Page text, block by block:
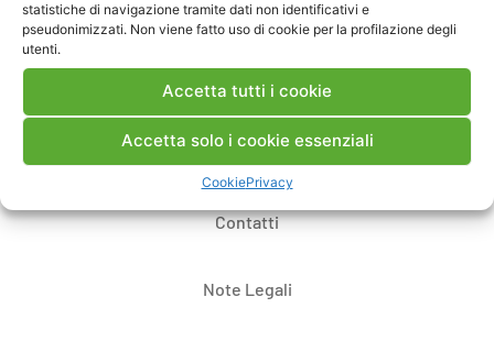
statistiche di navigazione tramite dati non identificativi e
pseudonimizzati. Non viene fatto uso di cookie per la profilazione degli
utenti.
Accetta tutti i cookie
Accetta solo i cookie essenziali
CookiePrivacy
Contatti
Note Legali